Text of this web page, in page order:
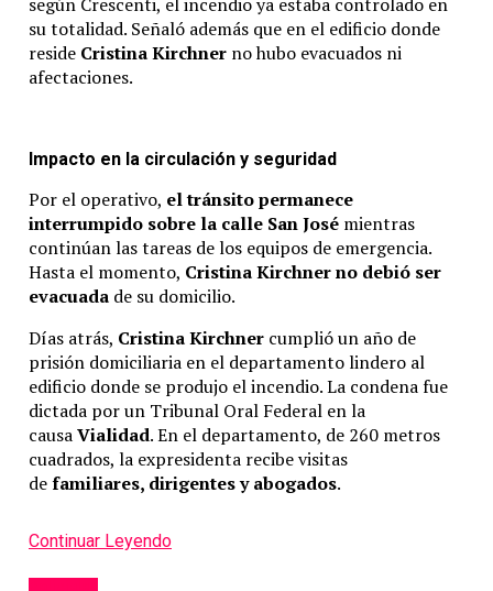
su totalidad. Señaló además que en el edificio donde
reside Cristina Kirchnerno hubo evacuados ni
afectaciones.
Impacto en la circulación y seguridad
Por el operativo, el tránsito permanece
interrumpido sobre la calle San Josémientras
continúan las tareas de los equipos de emergencia.
Hasta el momento, Cristina Kirchner no debió ser
evacuadade su domicilio.
Días atrás, Cristina Kirchnercumplió un año de
prisión domiciliaria en el departamento lindero al
edificio donde se produjo el incendio. La condena fue
dictada por un Tribunal Oral Federal en la
causaVialidad. En el departamento, de 260 metros
cuadrados, la expresidenta recibe visitas
defamiliares, dirigentes y abogados.
Continuar Leyendo